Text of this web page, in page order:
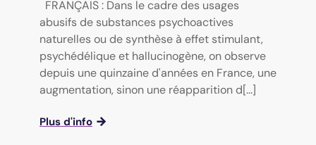
FRANÇAIS : Dans le cadre des usages
abusifs de substances psychoactives
naturelles ou de synthèse à effet stimulant,
psychédélique et hallucinogène, on observe
depuis une quinzaine d'années en France, une
augmentation, sinon une réapparition d[...]
Plus d'info